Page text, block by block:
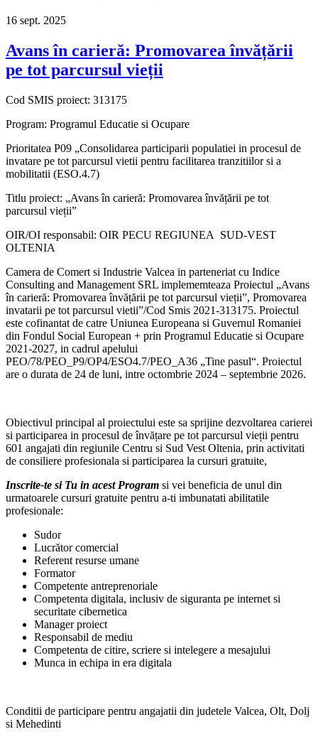
16 sept. 2025
Avans în carieră: Promovarea învățării
pe tot parcursul vieții
Cod SMIS proiect: 313175
Program: Programul Educatie si Ocupare
Prioritatea P09 „Consolidarea participarii populatiei in procesul de
invatare pe tot parcursul vietii pentru facilitarea tranzitiilor si a
mobilitatii (ESO.4.7)
Titlu proiect: „Avans în carieră: Promovarea învățării pe tot
parcursul vieții”
OIR/OI responsabil: OIR PECU REGIUNEA SUD-VEST
OLTENIA
Camera de Comert si Industrie Valcea in parteneriat cu Indice
Consulting and Management SRL implememteaza Proiectul „Avans
în carieră: Promovarea învățării pe tot parcursul vieții”, Promovarea
invatarii pe tot parcursul vietii”/Cod Smis 2021-313175. Proiectul
este cofinantat de catre Uniunea Europeana si Guvernul Romaniei
din Fondul Social European + prin Programul Educatie si Ocupare
2021-2027, in cadrul apelului
PEO/78/PEO_P9/OP4/ESO4.7/PEO_A36 „Tine pasul“. Proiectul
are o durata de 24 de luni, intre octombrie 2024 – septembrie 2026.
Obiectivul principal al proiectului este sa sprijine dezvoltarea carierei
si participarea in procesul de învățare pe tot parcursul vieții pentru
601 angajati din regiunile Centru si Sud Vest Oltenia, prin activitati
de consiliere profesionala si participarea la cursuri gratuite,
Inscrite-te si Tu in acest Program si vei beneficia de unul din
urmatoarele cursuri gratuite pentru a-ti imbunatati abilitatile
profesionale:
Sudor
Lucrător comercial
Referent resurse umane
Formator
Competente antreprenoriale
Competenta digitala, inclusiv de siguranta pe internet si
securitate cibernetica
Manager proiect
Responsabil de mediu
Competenta de citire, scriere si intelegere a mesajului
Munca in echipa in era digitala
Conditii de participare pentru angajatii din judetele Valcea, Olt, Dolj
si Mehedinti